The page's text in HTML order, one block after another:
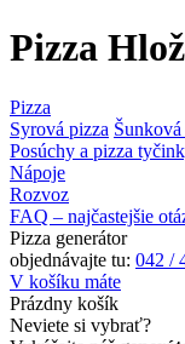
Pizza
Pizza
Syrová pizza Šunková
Posúchy a pizza
Nápoje
Rozvoz
FAQ – najčastejšie
Pizza generátor
objednávajte tu: 042 /
V košíku máte
Prázdny košík
Neviete si vybrať?